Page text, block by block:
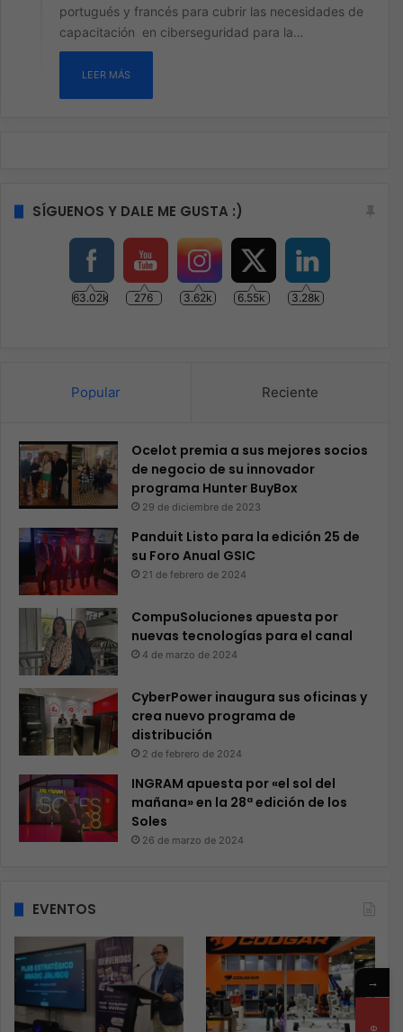
portugués y francés para cubrir las necesidades de
capacitación en ciberseguridad para la…
LEER MÁS
SÍGUENOS Y DALE ME GUSTA :)
63.02k 276 3.62k 6.55k 3.28k
Popular Reciente
Ocelot premia a sus mejores socios
de negocio de su innovador
programa Hunter BuyBox
29 de diciembre de 2023
Panduit Listo para la edición 25 de
su Foro Anual GSIC
21 de febrero de 2024
CompuSoluciones apuesta por
nuevas tecnologías para el canal
4 de marzo de 2024
CyberPower inaugura sus oficinas y
crea nuevo programa de
distribución
2 de febrero de 2024
INGRAM apuesta por «el sol del
mañana» en la 28ª edición de los
Soles
26 de marzo de 2024
EVENTOS
→